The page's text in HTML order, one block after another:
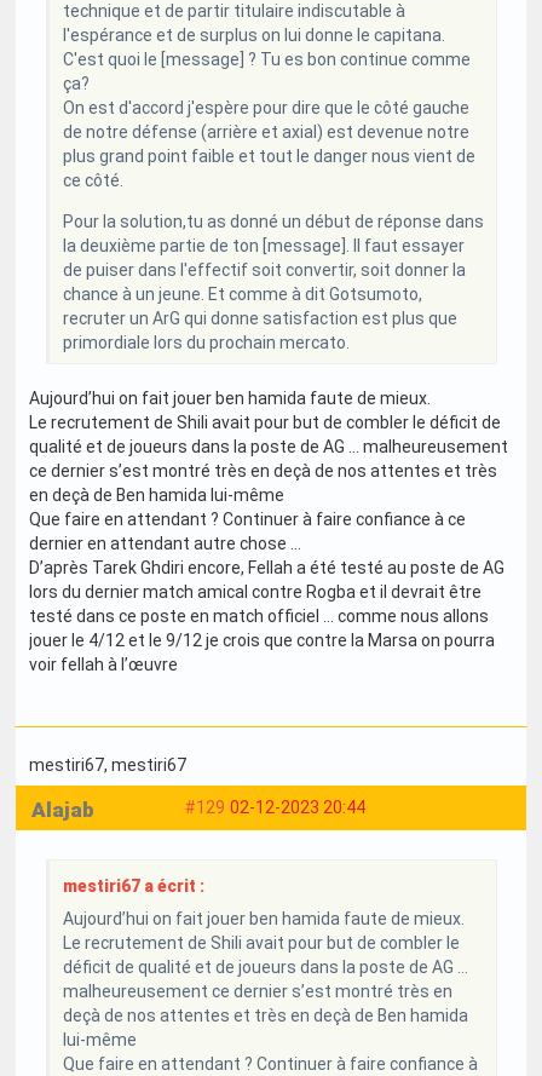
technique et de partir titulaire indiscutable à
l'espérance et de surplus on lui donne le capitana.
C'est quoi le [message] ? Tu es bon continue comme
ça?
On est d'accord j'espère pour dire que le côté gauche
de notre défense (arrière et axial) est devenue notre
plus grand point faible et tout le danger nous vient de
ce côté.
Pour la solution,tu as donné un début de réponse dans
la deuxième partie de ton [message]. Il faut essayer
de puiser dans l'effectif soit convertir, soit donner la
chance à un jeune. Et comme à dit Gotsumoto,
recruter un ArG qui donne satisfaction est plus que
primordiale lors du prochain mercato.
Aujourd’hui on fait jouer ben hamida faute de mieux.
Le recrutement de Shili avait pour but de combler le déficit de
qualité et de joueurs dans la poste de AG … malheureusement
ce dernier s’est montré très en deçà de nos attentes et très
en deçà de Ben hamida lui-même
Que faire en attendant ? Continuer à faire confiance à ce
dernier en attendant autre chose …
D’après Tarek Ghdiri encore, Fellah a été testé au poste de AG
lors du dernier match amical contre Rogba et il devrait être
testé dans ce poste en match officiel … comme nous allons
jouer le 4/12 et le 9/12 je crois que contre la Marsa on pourra
voir fellah à l’œuvre
mestiri67, mestiri67
#129 02-12-2023 20:44
Alajab
mestiri67 a écrit :
Aujourd’hui on fait jouer ben hamida faute de mieux.
Le recrutement de Shili avait pour but de combler le
déficit de qualité et de joueurs dans la poste de AG …
malheureusement ce dernier s’est montré très en
deçà de nos attentes et très en deçà de Ben hamida
lui-même
Que faire en attendant ? Continuer à faire confiance à